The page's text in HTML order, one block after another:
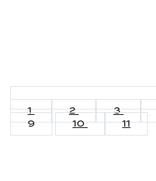
1 2 3
9
10 11